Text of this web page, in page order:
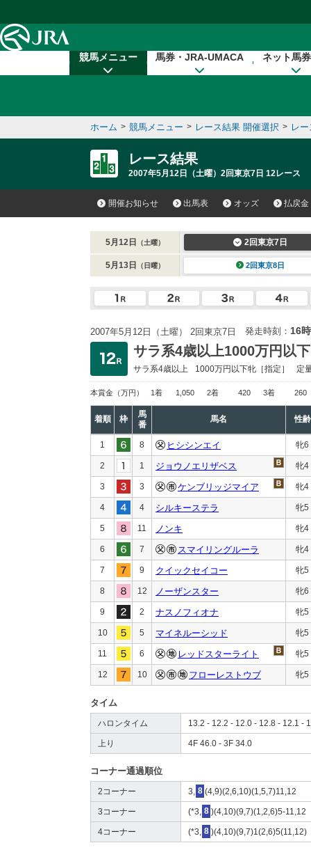
競馬メニュー 馬券・JRA-UMACA ネット馬
ホーム > 競馬メニュー > レース結果 開催選択 > レ
レース結果
2007年5月12日（土曜）2回東京7日 12レース
開催お知らせ 出馬表 オッズ 払戻金
5月12日 （土曜） 2回東京7日
5月13日 （日曜） 2回東京8日
2007年5月12日（土曜） 2回東京7日 発走時刻： 16
サラ系4歳以上1000万円以下
サラ系4歳以上 1000万円以下牝［指定］ 定
本賞金 （万円） 1着 1,050 2着 420 3着 260
着順 枠
馬
番
馬名 性齢
1 8 ヒシシンエイ 牝6
2 1 ジョウノエリザベス 牝4
3 3 ケンブリッジマイア 牝4
4 4 シルキーステラ 牝5
5 11 ノンキ 牝4
6 7 スマイリングルーラ 牝4
7 9 クイックセイコー 牝5
8 12 ノーザンスター 牝6
9 2 ナスノフィオナ 牝5
10 5 マイネルーシッド 牝5
11 6 レッドスターライト 牝5
12 10 フローレストウブ 牝5
タイム
ハロンタイム 13.2 - 12.2 - 12.0 - 12.8 - 12.1 -
上り 4F 46.0 - 3F 34.0
コーナー通過順位
2コーナー 3, 8 (4,9)(2,6,10)(1,5,7)11,12
3コーナー (*3, 8 )(4,10)(9,7)(1,2,6)5-11,12
4コーナー (*3, 8 )(4,10)(9,7)1(2,6)5(11,12)